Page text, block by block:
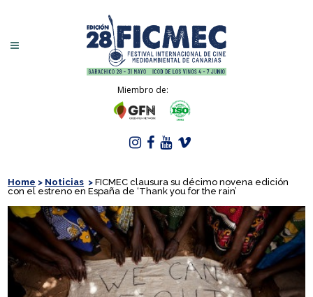
Miembro de:
Home > Noticias >FICMEC clausura su décimo novena edición
con el estreno en España de ‘Thank you for the rain’